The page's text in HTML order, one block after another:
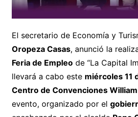
El secretario de Economía y
Oropeza Casas, anunció la
Feria de Empleode “La Capital
llevará a cabo este miércoles 11
Centro de Convenciones
evento, organizado por el